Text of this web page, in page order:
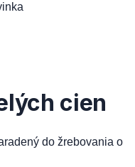
cien
do žrebovania o